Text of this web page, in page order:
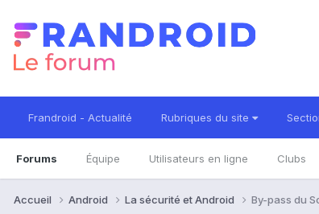
Frandroid - Actualité Rubriques du site
Forums Équipe Utilisateurs en ligne Clubs
Accueil Android La sécurité et Android By-pass du